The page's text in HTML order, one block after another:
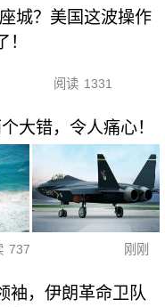
城？美国这波操作
阅读 1331
大错，令人痛心！
737 刚刚
袖，伊朗革命卫队